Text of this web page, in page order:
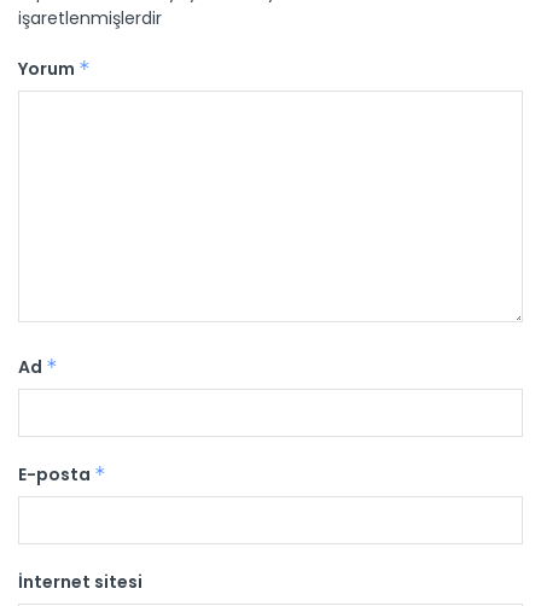
işaretlenmişlerdir
Yorum *
Ad *
E-posta *
İnternet sitesi